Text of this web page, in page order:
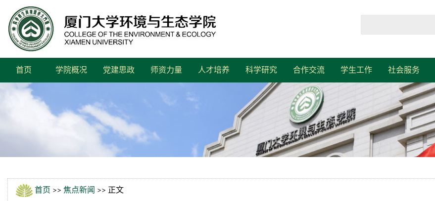
首页 学院概况 党建思政 师资力量 人才培养 科学研究 合作交流 学生工作 社会服务
首页 >> 焦点新闻 >> 正文